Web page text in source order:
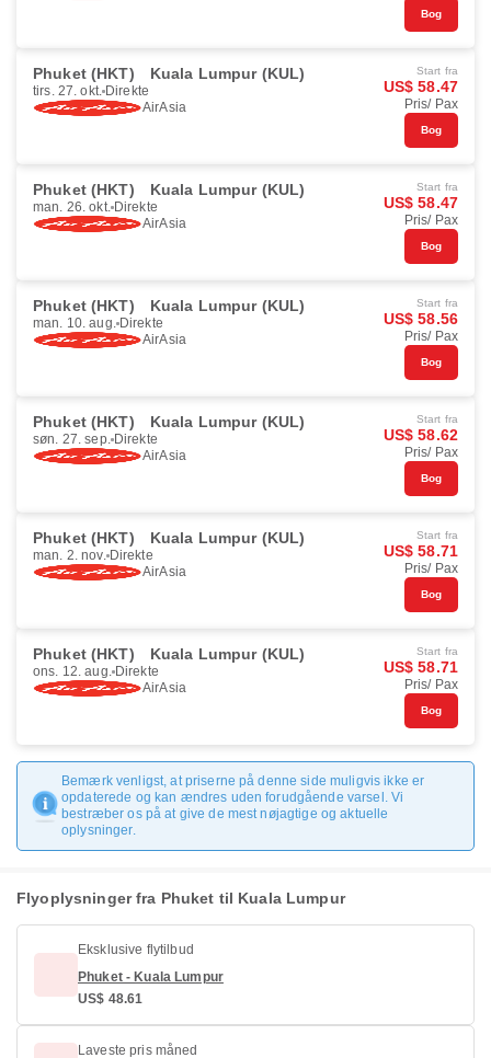
Bog
Phuket (HKT) Kuala Lumpur (KUL)
tirs. 27. okt. Direkte
AirAsia
Start fra
US$ 58.47
Pris/ Pax
Bog
Phuket (HKT) Kuala Lumpur (KUL)
man. 26. okt. Direkte
AirAsia
Start fra
US$ 58.47
Pris/ Pax
Bog
Phuket (HKT) Kuala Lumpur (KUL)
man. 10. aug. Direkte
AirAsia
Start fra
US$ 58.56
Pris/ Pax
Bog
Phuket (HKT) Kuala Lumpur (KUL)
søn. 27. sep. Direkte
AirAsia
Start fra
US$ 58.62
Pris/ Pax
Bog
Phuket (HKT) Kuala Lumpur (KUL)
man. 2. nov. Direkte
AirAsia
Start fra
US$ 58.71
Pris/ Pax
Bog
Phuket (HKT) Kuala Lumpur (KUL)
ons. 12. aug. Direkte
AirAsia
Start fra
US$ 58.71
Pris/ Pax
Bog
Bemærk venligst, at priserne på denne side muligvis ikke er
opdaterede og kan ændres uden forudgående varsel. Vi
bestræber os på at give de mest nøjagtige og aktuelle
oplysninger.
Flyoplysninger fra Phuket til Kuala Lumpur
Eksklusive flytilbud
Phuket - Kuala Lumpur
US$ 48.61
Laveste pris måned